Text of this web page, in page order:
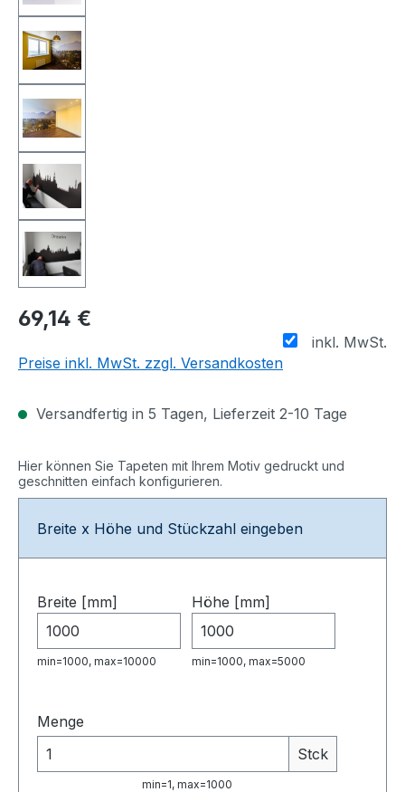
69,14 €
inkl. MwSt.
Preise inkl. MwSt. zzgl. Versandkosten
Versandfertig in 5 Tagen, Lieferzeit 2-10 Tage
Hier können Sie Tapeten mit Ihrem Motiv gedruckt und
geschnitten einfach konfigurieren.
Breite x Höhe und Stückzahl eingeben
Breite [mm] Höhe [mm]
min=1000, max=10000 min=1000, max=5000
Menge
Stck
min=1, max=1000